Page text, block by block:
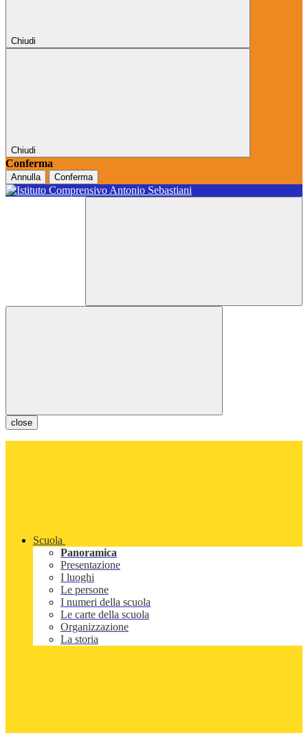
Chiudi
Chiudi
Conferma
Annulla Conferma
close
Scuola
Panoramica
Presentazione
I luoghi
Le persone
I numeri della scuola
Le carte della scuola
Organizzazione
La storia